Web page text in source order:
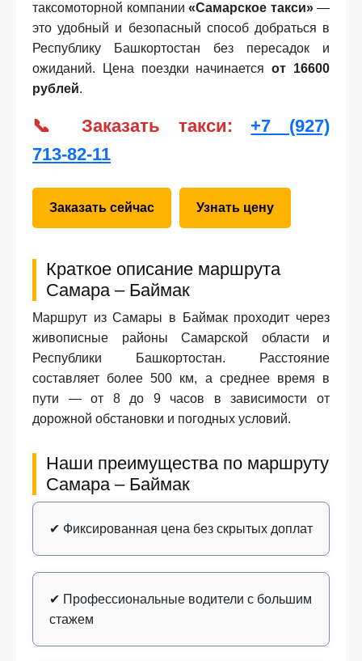
таксомоторной компании «Самарское такси»—
это удобный и безопасный способ добраться в
Республику Башкортостан без пересадок и
ожиданий. Цена поездки начинаетсяот 16600
рублей.
📞 Заказать такси: +7 (927)
713‑82‑11
Заказать сейчас Узнать цену
Краткое описание маршрута
Самара – Баймак
Маршрут из Самары в Баймак проходит через
живописные районы Самарской области и
Республики Башкортостан. Расстояние
составляет более 500 км, а среднее время в
пути — от 8 до 9 часов в зависимости от
дорожной обстановки и погодных условий.
Наши преимущества по маршруту
Самара – Баймак
✔ Фиксированная цена без скрытых доплат
✔ Профессиональные водители с большим
стажем